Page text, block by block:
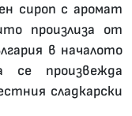
сироп с аромат
произлиза от
в началото
произвежда
сладкарски